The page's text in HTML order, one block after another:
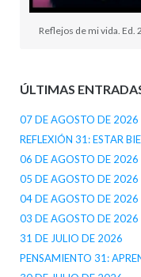
Reflejos de mi vida. Ed.
ÚLTIMAS
07 DE AGOSTO DE 2026
REFLEXIÓN 31: ESTAR
06 DE AGOSTO DE 2026
05 DE AGOSTO DE 2026
04 DE AGOSTO DE 2026
03 DE AGOSTO DE 2026
31 DE JULIO DE 2026
PENSAMIENTO 31: